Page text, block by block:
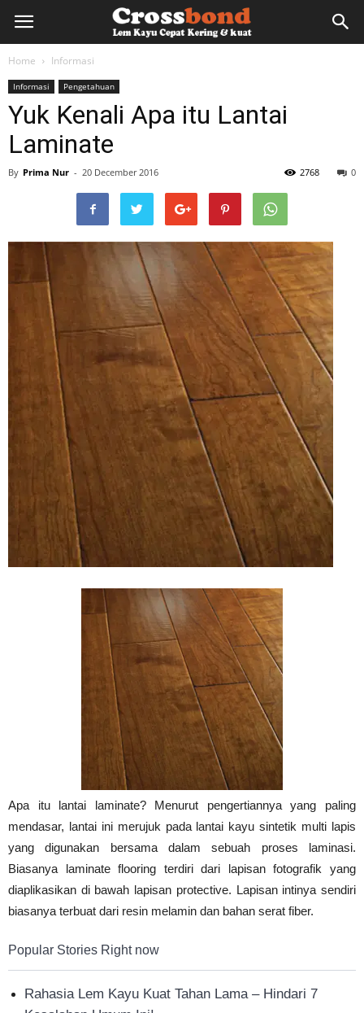
lemkayu.net
Vinyl
Lama
Home Informasi
Informasi Pengetahuan
Yuk Kenali Apa itu Lantai
Laminate
By Prima Nur - 20 December 2016 0
2768
Apa itu lantai laminate? Menurut pengertiannya yang paling
mendasar, lantai ini merujuk pada lantai kayu sintetik multi lapis
yang digunakan bersama dalam sebuah proses laminasi.
Biasanya laminate flooring terdiri dari lapisan fotografik yang
diaplikasikan di bawah lapisan protective. Lapisan intinya sendiri
biasanya terbuat dari resin melamin dan bahan serat fiber.
Popular Stories Right now
Rahasia Lem Kayu Kuat Tahan Lama – Hindari 7